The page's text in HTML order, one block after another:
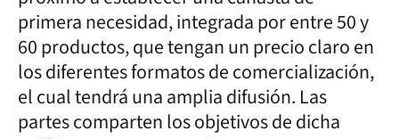
primera necesidad, integrada por entre 50 y
60 productos, que tengan un precio claro en
los diferentes formatos de comercialización,
el cual tendrá una amplia difusión. Las
partes comparten los objetivos de dicha